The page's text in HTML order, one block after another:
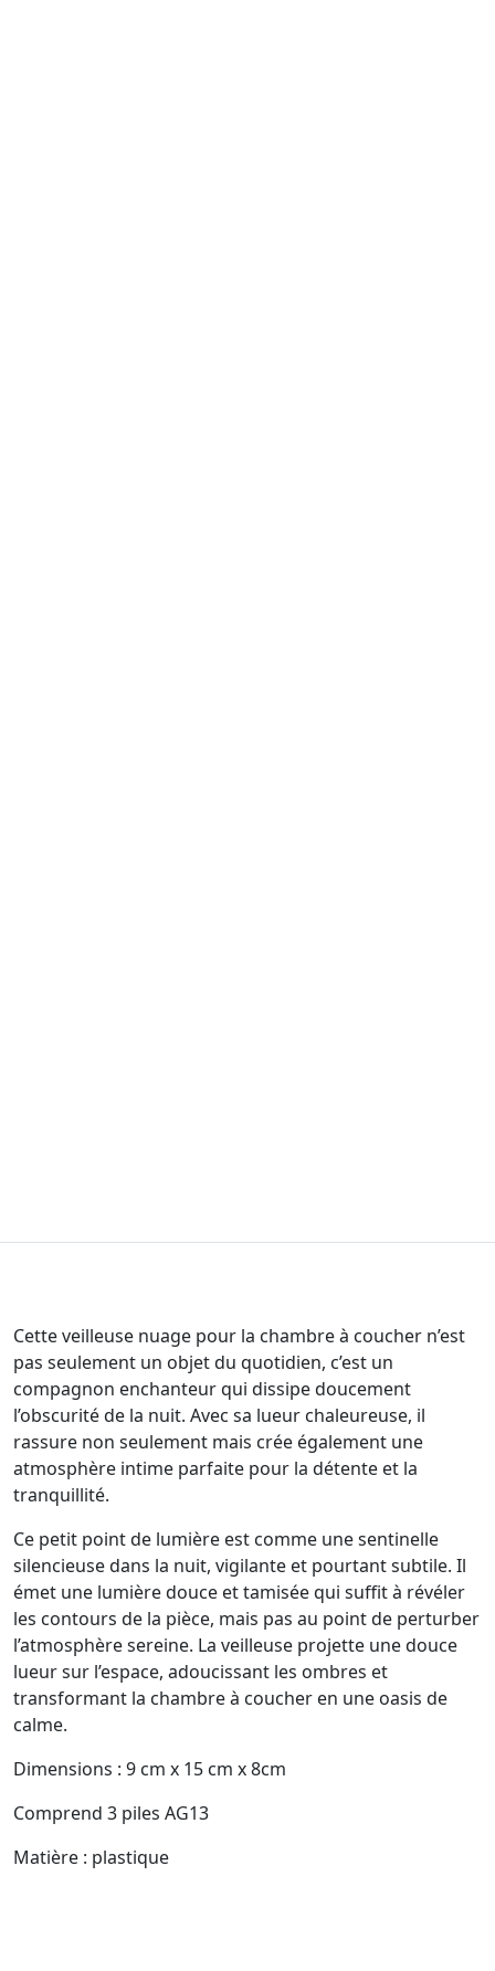
Cette veilleuse nuage pour la chambre à coucher n’est
pas seulement un objet du quotidien, c’est un
compagnon enchanteur qui dissipe doucement
l’obscurité de la nuit. Avec sa lueur chaleureuse, il
rassure non seulement mais crée également une
atmosphère intime parfaite pour la détente et la
tranquillité.
Ce petit point de lumière est comme une sentinelle
silencieuse dans la nuit, vigilante et pourtant subtile. Il
émet une lumière douce et tamisée qui suffit à révéler
les contours de la pièce, mais pas au point de perturber
l’atmosphère sereine. La veilleuse projette une douce
lueur sur l’espace, adoucissant les ombres et
transformant la chambre à coucher en une oasis de
calme.
Dimensions : 9 cm x 15 cm x 8cm
Comprend 3 piles AG13
Matière : plastique